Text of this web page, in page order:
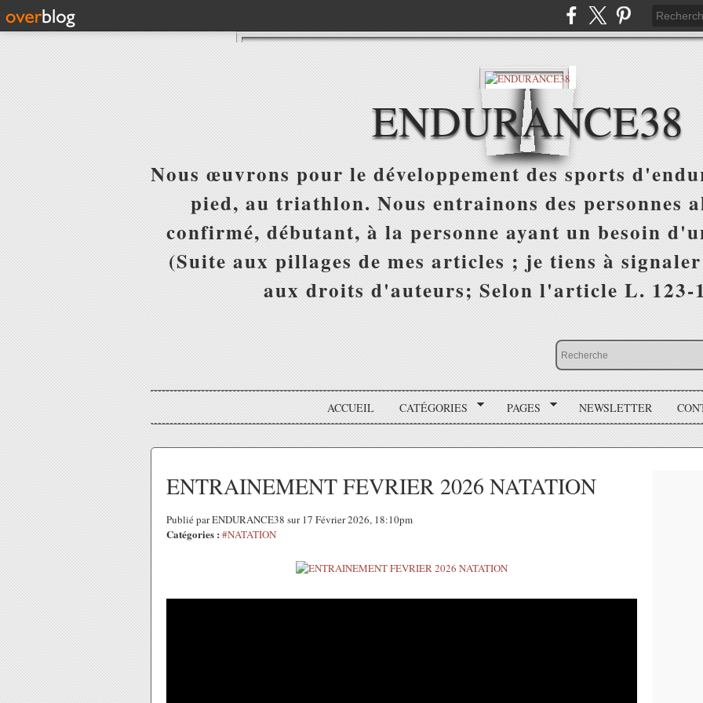
ENDURANCE38
Nous œuvrons pour le développement des sports
pied, au triathlon. Nous entrainons des personnes
confirmé, débutant, à la personne ayant un besoin
(Suite aux pillages de mes articles ; je tiens à
aux droits d'auteurs; Selon l'article L. 123-
ACCUEIL CATÉGORIES PAGES NEWSLETTER
ENTRAINEMENT FEVRIER 2026 NATATION
Publié par ENDURANCE38 sur 17 Février 2026, 18:10pm
Catégories : #NATATION